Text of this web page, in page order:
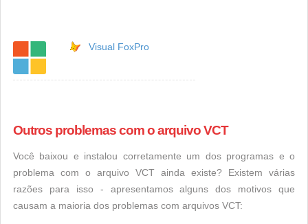
Visual FoxPro
Outros problemas com o arquivo VCT
Você baixou e instalou corretamente um dos programas e o
problema com o arquivo VCT ainda existe? Existem várias
razões para isso - apresentamos alguns dos motivos que
causam a maioria dos problemas com arquivos VCT: